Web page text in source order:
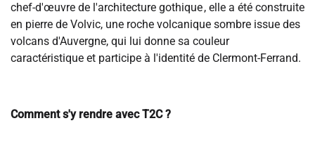
chef-d'œuvre de l'architecture gothique , elle a été construite
en pierre de Volvic, une roche volcanique sombre issue des
volcans d'Auvergne, qui lui donne sa couleur
caractéristique et participe à l'identité de Clermont-Ferrand.
Comment s'y rendre avec T2C ?